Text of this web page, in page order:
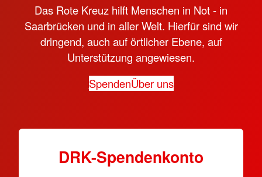
Das Rote Kreuz hilft Menschen in Not - in
Saarbrücken und in aller Welt. Hierfür sind wir
dringend, auch auf örtlicher Ebene, auf
Unterstützung angewiesen.
SpendenÜber uns
DRK-Spen­den­konto